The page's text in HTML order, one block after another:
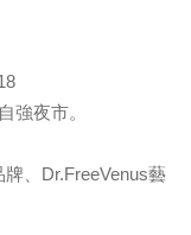
強夜市。
、Dr.FreeVenus藝